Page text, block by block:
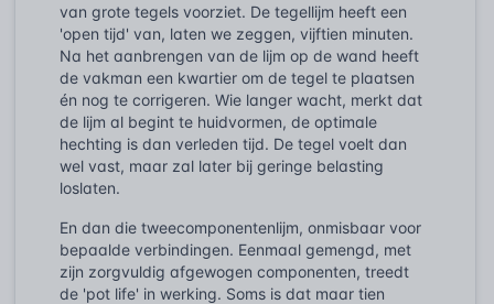
van grote tegels voorziet. De tegellijm heeft een
'open tijd' van, laten we zeggen, vijftien minuten.
Na het aanbrengen van de lijm op de wand heeft
de vakman een kwartier om de tegel te plaatsen
én nog te corrigeren. Wie langer wacht, merkt dat
de lijm al begint te huidvormen, de optimale
hechting is dan verleden tijd. De tegel voelt dan
wel vast, maar zal later bij geringe belasting
loslaten.
En dan die tweecomponentenlijm, onmisbaar voor
bepaalde verbindingen. Eenmaal gemengd, met
zijn zorgvuldig afgewogen componenten, treedt
de 'pot life' in werking. Soms is dat maar tien